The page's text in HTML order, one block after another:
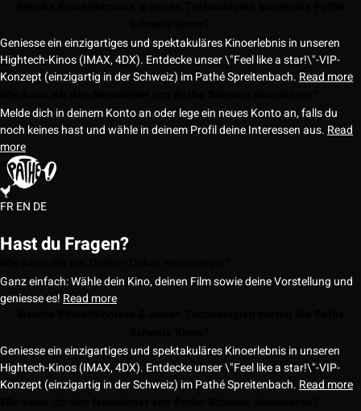
Geniesse ein einzigartiges und spektakuläres Kinoerlebnis in unseren
Hightech-Kinos (IMAX, 4DX). Entdecke unser \"Feel like a star!\"-VIP-
Konzept (einzigartig in der Schweiz) im Pathé Spreitenbach. Read more
Melde dich in deinem Konto an oder lege ein neues Konto an, falls du
noch keines hast und wähle in deinem Profil deine Interessen aus. Read
more
FREN DE
Hast du Fragen?
Ganz einfach: Wähle dein Kino, deinen Film sowie deine Vorstellung und
geniesse es! Read more
Geniesse ein einzigartiges und spektakuläres Kinoerlebnis in unseren
Hightech-Kinos (IMAX, 4DX). Entdecke unser \"Feel like a star!\"-VIP-
Konzept (einzigartig in der Schweiz) im Pathé Spreitenbach. Read more